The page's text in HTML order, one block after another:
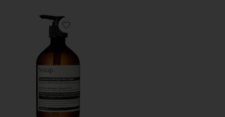
Favorite REVERENCE AROMATIQUE 핸드 워시